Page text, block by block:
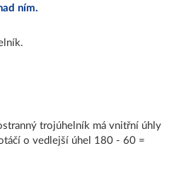
ním.
trojúhelník má vnitřní úhly
o vedlejší úhel 180 - 60 =